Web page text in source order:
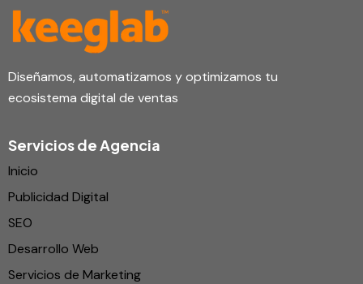
Diseñamos, automatizamos y optimizamos tu
ecosistema digital de ventas
Servicios de Agencia
Inicio
Publicidad Digital
SEO
Desarrollo Web
Servicios de Marketing